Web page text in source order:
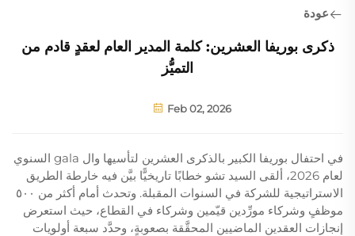
عودة
ذكرى بوريفا العشرين: كلمة المدير العام لعقدٍ قادم من
التميُّز
Feb 02, 2026
في احتفال بوريفا الكبير بالذكرى العشرين لتأسيها وال gala السنوي
لعام 2026، ألقى السيد تشو خطابًا تاريخيًّا بيَّن فيه خارطة الطريق
الاستراتيجية للشركة في السنوات المقبلة. وتحدث أمام أكثر من ٥٠٠
موظفٍ وشركاء مورِّدين قيّمين وشركاء في القطاع، حيث استعرض
إنجازات العقدين الماضيين المحقَّقة بصعوبةٍ، وحدَّد سبعة أولويات